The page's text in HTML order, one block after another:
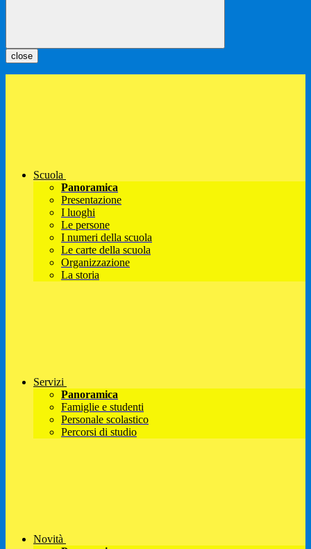
close
Scuola
Panoramica
Presentazione
I luoghi
Le persone
I numeri della scuola
Le carte della scuola
Organizzazione
La storia
Servizi
Panoramica
Famiglie e studenti
Personale scolastico
Percorsi di studio
Novità